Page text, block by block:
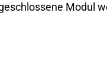
Modul